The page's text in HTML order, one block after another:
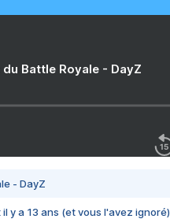
Battle Royale - DayZ
- DayZ
y a 13 ans (et vous l'avez ignoré)